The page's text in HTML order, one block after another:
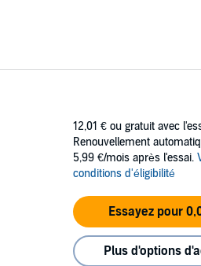
12,01 € ou gratuit avec
Renouvellement
5,99 €/mois après l'essai.
conditions d'éligibilité
Essayez pour
Plus d'options